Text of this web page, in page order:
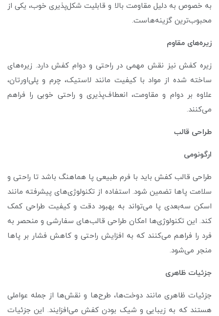
به خصوص به دلیل مقاومت بالا و قابلیت شکل‌پذیری خوب، یکی از
محبوب‌ترین گزینه‌هاست.
زیره‌های مقاوم
زیره کفش نیز نقش مهمی در راحتی و دوام کفش دارد. زیره‌های
ساخته شده از مواد با کیفیت مانند لاستیک، چرم و پلی‌اورتان،
علاوه بر دوام و مقاومت، انعطاف‌پذیری و راحتی خوبی را فراهم
می‌کنند.
طراحی قالب
ارگونومی
طراحی قالب کفش باید با فرم طبیعی پا هماهنگ باشد تا راحتی و
سلامت پا‌ها تضمین شود. استفاده از تکنولوژی‌های پیشرفته مانند
اسکن سه‌بعدی پا می‌تواند به بهبود دقت و کیفیت طراحی کمک
کند. این تکنولوژی‌ها امکان طراحی قالب‌های سفارشی و منحصر به
فرد را فراهم می‌کنند که به افزایش راحتی و کاهش فشار بر پا‌ها
منجر می‌شود.
جزئیات ظاهری
جزئیات ظاهری مانند دوخت‌ها، طرح‌ها و نقش‌ها از جمله عواملی
هستند که به زیبایی و شیک بودن کفش می‌افزایند. این جزئیات